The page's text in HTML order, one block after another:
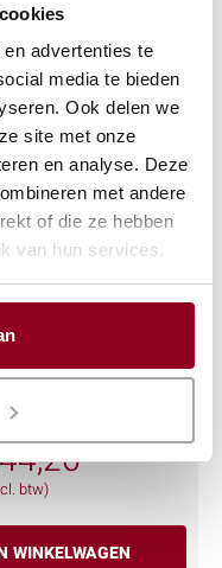
advertenties te
media te bieden
Ook delen we
site met onze
en analyse. Deze
met andere
of die ze hebben
van hun services.
WINKELWAGEN
info
44,26
btw)
WINKELWAGEN